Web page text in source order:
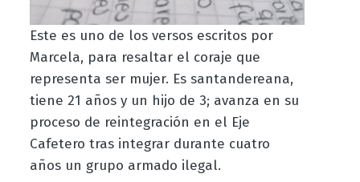
Este es uno de los versos escritos por
Marcela, para resaltar el coraje que
representa ser mujer. Es santandereana,
tiene 21 años y un hijo de 3; avanza en su
proceso de reintegración en el Eje
Cafetero tras integrar durante cuatro
años un grupo armado ilegal.